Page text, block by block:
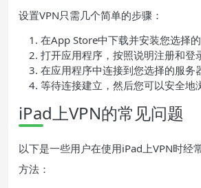
设置VPN只需几个简单的步骤：
在App Store中下载并安装您选择
打开应用程序，按照说明注册和登
在应用程序中连接到您选择的服务
等待连接建立，然后您可以安全地
iPad上VPN的常见问题
以下是一些用户在使用iPad上VPN时经
方法：